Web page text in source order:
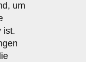
um
ist.